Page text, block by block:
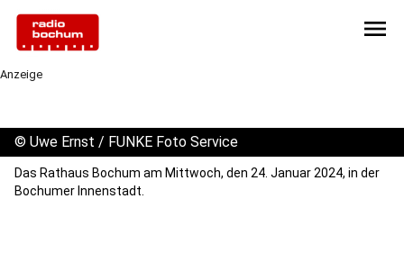
menu
Anzeige
© Uwe Ernst / FUNKE Foto Service
Das Rathaus Bochum am Mittwoch, den 24. Januar 2024, in der
Bochumer Innenstadt.